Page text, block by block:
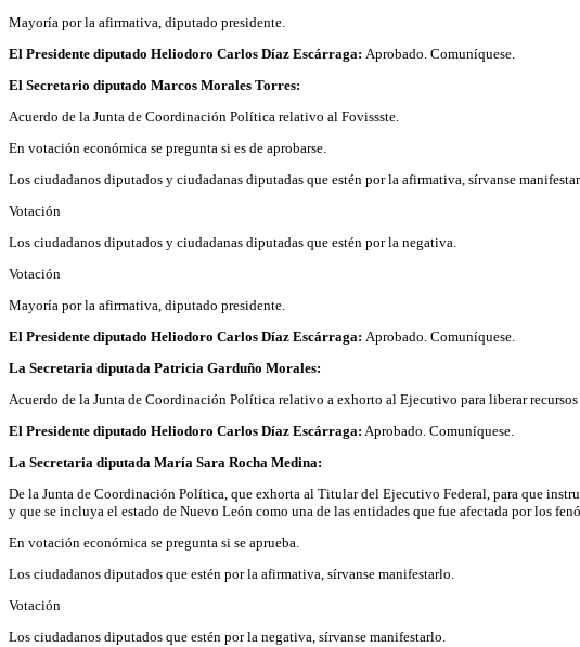
Mayoría por la afirmativa, diputado presidente.
El Presidente diputado Heliodoro Carlos Díaz Escárraga: Aprobado. Comuníquese.
El Secretario diputado Marcos Morales Torres:
Acuerdo de la Junta de Coordinación Política relativo al Fovissste.
En votación económica se pregunta si es de aprobarse.
Los ciudadanos diputados y ciudadanas diputadas que estén por la afirmativa, sírvanse
Votación
Los ciudadanos diputados y ciudadanas diputadas que estén por la negativa.
Votación
Mayoría por la afirmativa, diputado presidente.
El Presidente diputado Heliodoro Carlos Díaz Escárraga: Aprobado. Comuníquese.
La Secretaria diputada Patricia Garduño Morales:
Acuerdo de la Junta de Coordinación Política relativo a exhorto al Ejecutivo para liberar recursos
El Presidente diputado Heliodoro Carlos Díaz Escárraga: Aprobado. Comuníquese.
La Secretaria diputada María Sara Rocha Medina:
De la Junta de Coordinación Política, que exhorta al Titular del Ejecutivo Federal, para que
y que se incluya el estado de Nuevo León como una de las entidades que fue afectada por los
En votación económica se pregunta si se aprueba.
Los ciudadanos diputados que estén por la afirmativa, sírvanse manifestarlo.
Votación
Los ciudadanos diputados que estén por la negativa, sírvanse manifestarlo.